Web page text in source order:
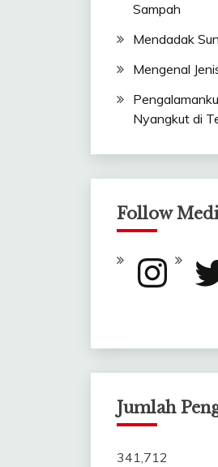
Sampah
Mendadak
Mengenal
Nyangkut di
Follow
Instagram
Jumlah
341,712